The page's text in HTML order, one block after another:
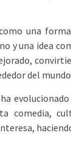
una
y una idea
del
comedia,